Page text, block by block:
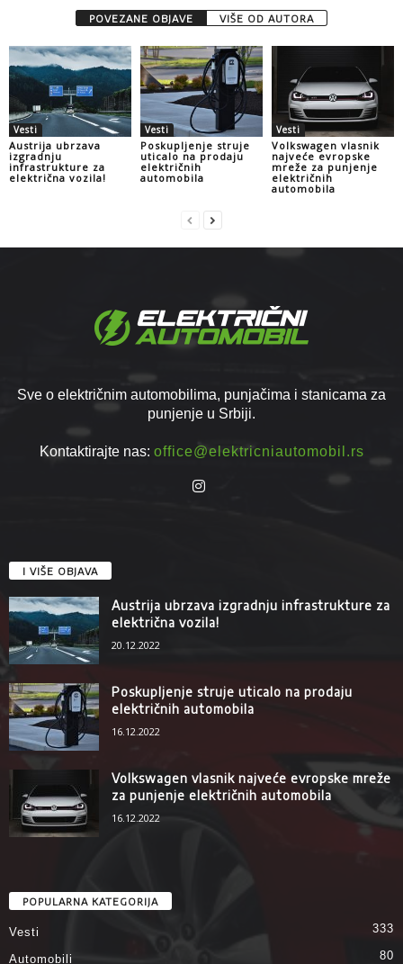
POVEZANE OBJAVE VIŠE OD AUTORA
Vesti
Austrija ubrzava
izgradnju
infrastrukture za
električna vozila!
Vesti
Poskupljenje struje
uticalo na prodaju
električnih
automobila
Vesti
Volkswagen vlasnik
najveće evropske
mreže za punjenje
električnih
automobila
Sve o električnim automobilima, punjačima i stanicama za
punjenje u Srbiji.
Kontaktirajte nas: office@elektricniautomobil.rs
I VIŠE OBJAVA
Austrija ubrzava izgradnju infrastrukture za
električna vozila!
20.12.2022
Poskupljenje struje uticalo na prodaju
električnih automobila
16.12.2022
Volkswagen vlasnik najveće evropske mreže
za punjenje električnih automobila
16.12.2022
POPULARNA KATEGORIJA
Vesti 333
Automobili 80